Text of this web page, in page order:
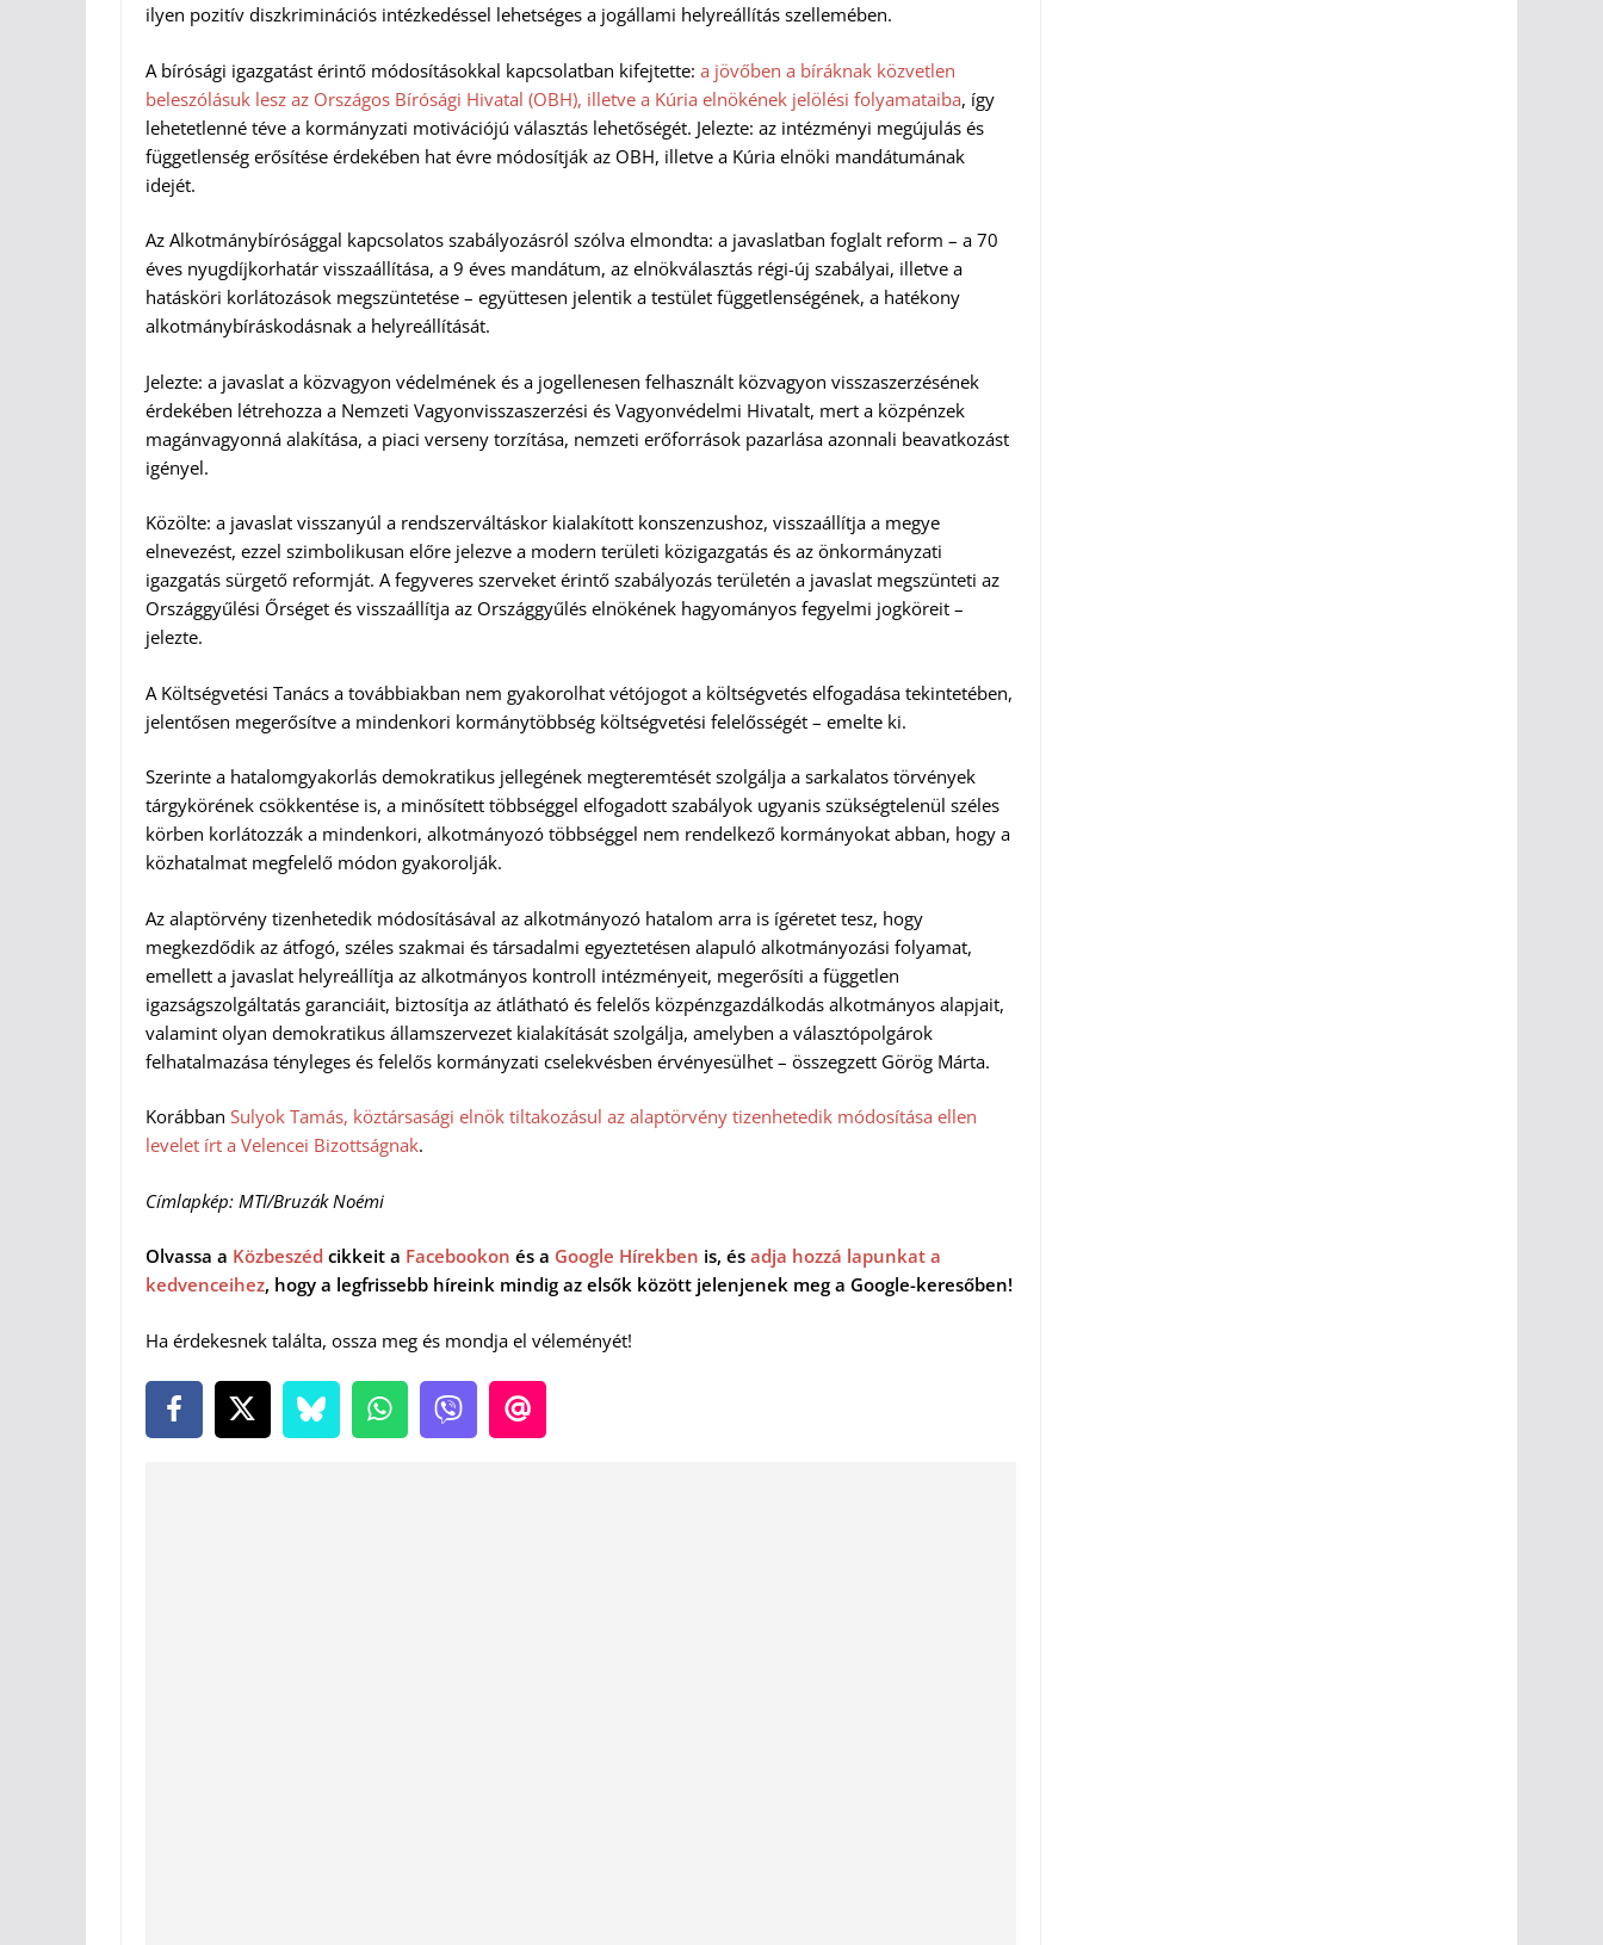
ilyen pozitív diszkriminációs intézkedéssel lehetséges a jogállami helyreállítás szellemében.
A bírósági igazgatást érintő módosításokkal kapcsolatban kifejtette: a jövőben a bíráknak közvetlen
beleszólásuk lesz az Országos Bírósági Hivatal (OBH), illetve a Kúria elnökének jelölési folyamataiba, így
lehetetlenné téve a kormányzati motivációjú választás lehetőségét. Jelezte: az intézményi megújulás és
függetlenség erősítése érdekében hat évre módosítják az OBH, illetve a Kúria elnöki mandátumának
idejét.
Az Alkotmánybírósággal kapcsolatos szabályozásról szólva elmondta: a javaslatban foglalt reform – a 70
éves nyugdíjkorhatár visszaállítása, a 9 éves mandátum, az elnökválasztás régi-új szabályai, illetve a
hatásköri korlátozások megszüntetése – együttesen jelentik a testület függetlenségének, a hatékony
alkotmánybíráskodásnak a helyreállítását.
Jelezte: a javaslat a közvagyon védelmének és a jogellenesen felhasznált közvagyon visszaszerzésének
érdekében létrehozza a Nemzeti Vagyonvisszaszerzési és Vagyonvédelmi Hivatalt, mert a közpénzek
magánvagyonná alakítása, a piaci verseny torzítása, nemzeti erőforrások pazarlása azonnali beavatkozást
igényel.
Közölte: a javaslat visszanyúl a rendszerváltáskor kialakított konszenzushoz, visszaállítja a megye
elnevezést, ezzel szimbolikusan előre jelezve a modern területi közigazgatás és az önkormányzati
igazgatás sürgető reformját. A fegyveres szerveket érintő szabályozás területén a javaslat megszünteti az
Országgyűlési Őrséget és visszaállítja az Országgyűlés elnökének hagyományos fegyelmi jogköreit –
jelezte.
A Költségvetési Tanács a továbbiakban nem gyakorolhat vétójogot a költségvetés elfogadása tekintetében,
jelentősen megerősítve a mindenkori kormánytöbbség költségvetési felelősségét – emelte ki.
Szerinte a hatalomgyakorlás demokratikus jellegének megteremtését szolgálja a sarkalatos törvények
tárgykörének csökkentése is, a minősített többséggel elfogadott szabályok ugyanis szükségtelenül széles
körben korlátozzák a mindenkori, alkotmányozó többséggel nem rendelkező kormányokat abban, hogy a
közhatalmat megfelelő módon gyakorolják.
Az alaptörvény tizenhetedik módosításával az alkotmányozó hatalom arra is ígéretet tesz, hogy
megkezdődik az átfogó, széles szakmai és társadalmi egyeztetésen alapuló alkotmányozási folyamat,
emellett a javaslat helyreállítja az alkotmányos kontroll intézményeit, megerősíti a független
igazságszolgáltatás garanciáit, biztosítja az átlátható és felelős közpénzgazdálkodás alkotmányos alapjait,
valamint olyan demokratikus államszervezet kialakítását szolgálja, amelyben a választópolgárok
felhatalmazása tényleges és felelős kormányzati cselekvésben érvényesülhet – összegzett Görög Márta.
Korábban Sulyok Tamás, köztársasági elnök tiltakozásul az alaptörvény tizenhetedik módosítása ellen
levelet írt a Velencei Bizottságnak.
Címlapkép: MTI/Bruzák Noémi
Olvassa a Közbeszéd cikkeit a Facebookon és a Google Hírekben is, és adja hozzá lapunkat a
kedvenceihez, hogy a legfrissebb híreink mindig az elsők között jelenjenek meg a Google-keresőben!
Ha érdekesnek találta, ossza meg és mondja el véleményét!